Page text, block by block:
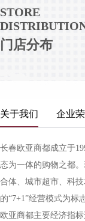
STORE
门店分布
关于我们 企业
长春欧亚商都成立于
态为一体的购物之都
合体、城市超市、科
的“7+1”经营模式为标
欧亚商都主要经济指